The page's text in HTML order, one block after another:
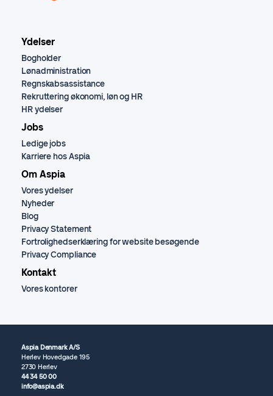
Ydelser
Bogholder
Lønadministration
Regnskabsassistance
Rekruttering økonomi, løn og HR
HR ydelser
Jobs
Ledige jobs
Karriere hos Aspia
Om Aspia
Vores ydelser
Nyheder
Blog
Privacy Statement
Fortrolighedserklæring for website besøgende
Privacy Compliance
Kontakt
Vores kontorer
Aspia Denmark A/S
Herlev Hovedgade 195
2730 Herlev
44 34 50 00
info@aspia.dk